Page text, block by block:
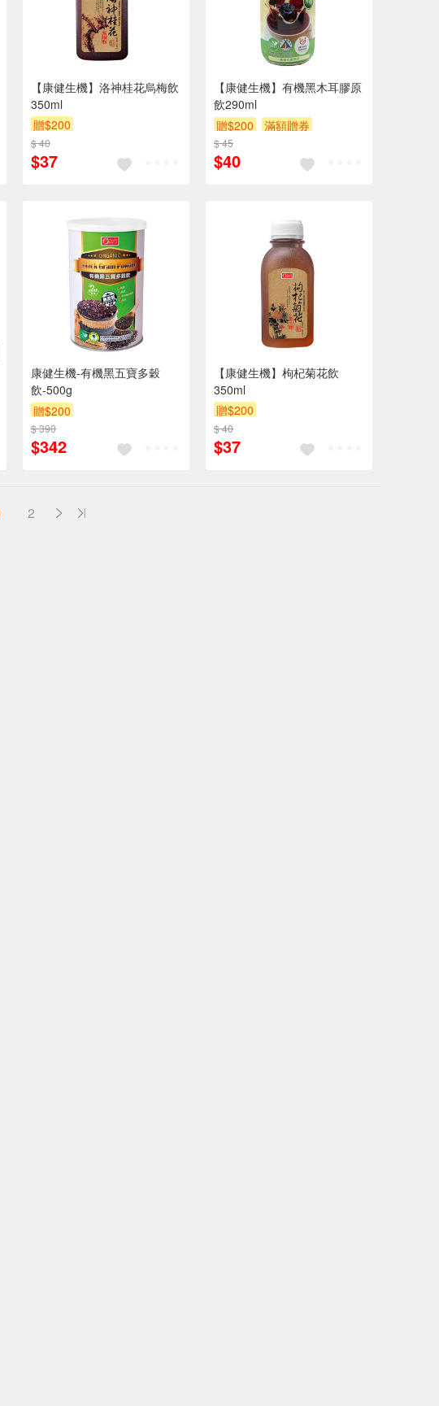
【康健生機】洛神桂花烏梅飲
350ml
贈$200
$ 40
$37
【康健生機】有機黑木耳膠原
飲290ml
贈$200
滿額贈券
$ 45
$40
康健生機-有機黑五寶多穀
飲-500g
贈$200
$ 390
$342
【康健生機】枸杞菊花飲
350ml
贈$200
$ 40
$37
2